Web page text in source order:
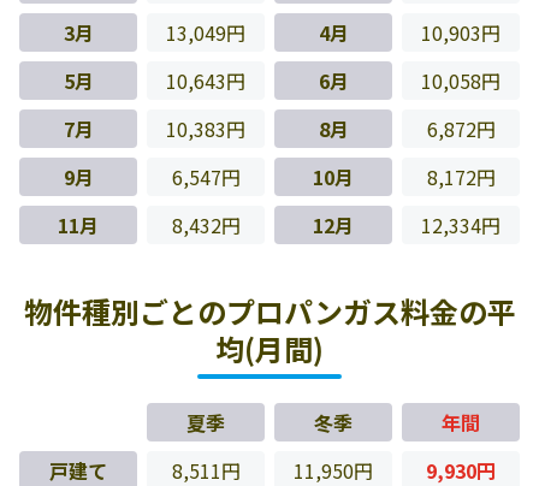
3月
13,049円 4月
10,903円
5月
10,643円 6月
10,058円
7月
10,383円 8月
6,872円
9月
6,547円 10月
8,172円
11月
8,432円 12月 12,334円
物件種別ごとのプロパンガス料金の平
均(月間)
夏季 冬季
年間
戸建て
8,511円 11,950円
9,930円